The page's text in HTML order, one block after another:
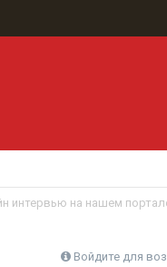
интервью на нашем
Войдите для